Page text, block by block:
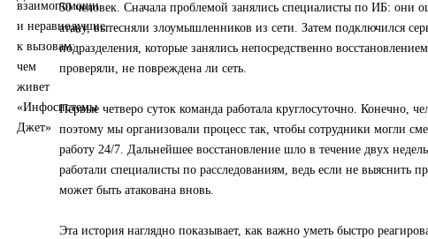
50 человек. Сначала проблемой занялись специалисты по ИБ: они
атаку, вытесняли злоумышленников из сети. Затем подключился
подразделения, которые занялись непосредственно
проверяли, не повреждена ли сеть.
Первые четверо суток команда работала круглосуточно. Конечно,
поэтому мы организовали процесс так, чтобы сотрудники могли
работу 24/7. Дальнейшее восстановление шло в течение двух
работали специалисты по расследованиям, ведь если не выяснить
может быть атакована вновь.
Эта история наглядно показывает, как важно уметь быстро